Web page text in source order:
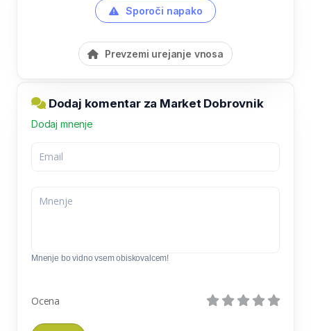
Sporoči napako
Prevzemi urejanje vnosa
Dodaj komentar za Market Dobrovnik
Dodaj mnenje
Mnenje bo vidno vsem obiskovalcem!
Ocena